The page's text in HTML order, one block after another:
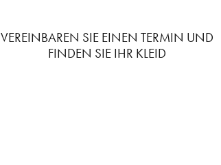
VEREINBAREN SIE EINEN TERMIN UND
FINDEN SIE IHR KLEID